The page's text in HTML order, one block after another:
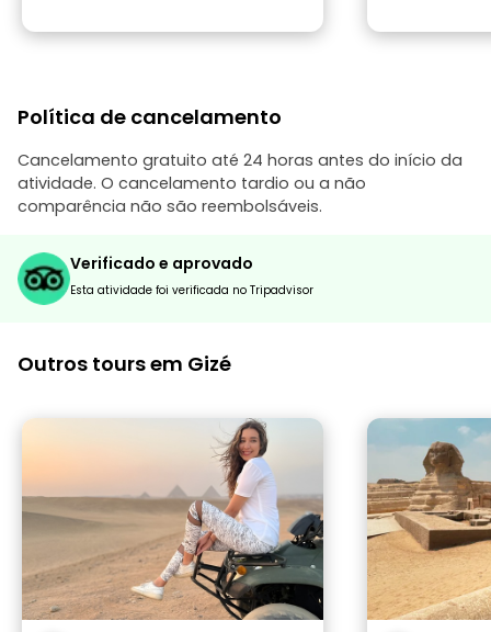
Política de cancelamento
Cancelamento gratuito até 24 horas antes do início da
atividade. O cancelamento tardio ou a não
comparência não são reembolsáveis.
Verificado e aprovado
Esta atividade foi verificada no Tripadvisor
Outros tours em Gizé